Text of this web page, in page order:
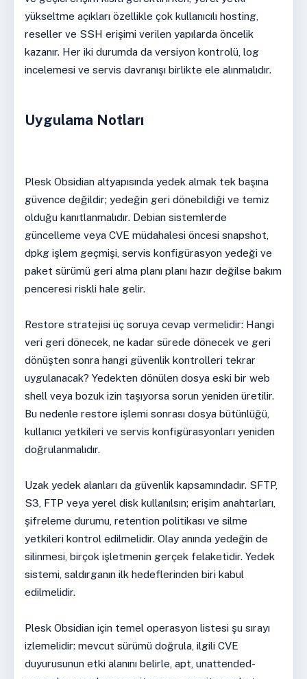
yükseltme açıkları özellikle çok kullanıcılı hosting,
reseller ve SSH erişimi verilen yapılarda öncelik
kazanır. Her iki durumda da versiyon kontrolü, log
incelemesi ve servis davranışı birlikte ele alınmalıdır.
Uygulama Notları
Plesk Obsidian altyapısında yedek almak tek başına
güvence değildir; yedeğin geri dönebildiği ve temiz
olduğu kanıtlanmalıdır. Debian sistemlerde
güncelleme veya CVE müdahalesi öncesi snapshot,
dpkg işlem geçmişi, servis konfigürasyon yedeği ve
paket sürümü geri alma planı planı hazır değilse bakım
penceresi riskli hale gelir.
Restore stratejisi üç soruya cevap vermelidir: Hangi
veri geri dönecek, ne kadar sürede dönecek ve geri
dönüşten sonra hangi güvenlik kontrolleri tekrar
uygulanacak? Yedekten dönülen dosya eski bir web
shell veya bozuk izin taşıyorsa sorun yeniden üretilir.
Bu nedenle restore işlemi sonrası dosya bütünlüğü,
kullanıcı yetkileri ve servis konfigürasyonları yeniden
doğrulanmalıdır.
Uzak yedek alanları da güvenlik kapsamındadır. SFTP,
S3, FTP veya yerel disk kullanılsın; erişim anahtarları,
şifreleme durumu, retention politikası ve silme
yetkileri kontrol edilmelidir. Olay anında yedeğin de
silinmesi, birçok işletmenin gerçek felaketidir. Yedek
sistemi, saldırganın ilk hedeflerinden biri kabul
edilmelidir.
Plesk Obsidian için temel operasyon listesi şu sırayı
izlemelidir: mevcut sürümü doğrula, ilgili CVE
duyurusunun etki alanını belirle, apt, unattended-